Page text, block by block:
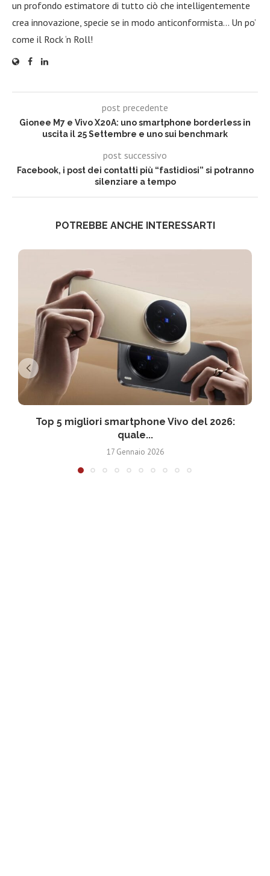
un profondo estimatore di tutto ciò che intelligentemente
crea innovazione, specie se in modo anticonformista… Un po’
come il Rock ‘n Roll!
post precedente
Gionee M7 e Vivo X20A: uno smartphone borderless in
uscita il 25 Settembre e uno sui benchmark
post successivo
Facebook, i post dei contatti più “fastidiosi” si potranno
silenziare a tempo
POTREBBE ANCHE INTERESSARTI
Top 5 migliori smartphone Vivo del 2026:
quale...
17 Gennaio 2026